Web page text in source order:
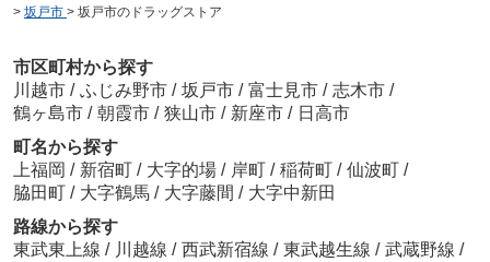
> 坂戸市 > 坂戸市のドラッグストア
市区町村から探す
川越市 / ふじみ野市 / 坂戸市 / 富士見市 / 志木市 /
鶴ヶ島市 / 朝霞市 / 狭山市 / 新座市 / 日高市
町名から探す
上福岡 / 新宿町 / 大字的場 / 岸町 / 稲荷町 / 仙波町 /
脇田町 / 大字鶴馬 / 大字藤間 / 大字中新田
路線から探す
東武東上線 / 川越線 / 西武新宿線 / 東武越生線 / 武蔵野線 /